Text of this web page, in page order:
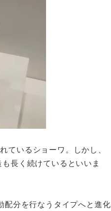
いるショーワ。しかし、
長く続けているといいま
配分を行なうタイプへと進化